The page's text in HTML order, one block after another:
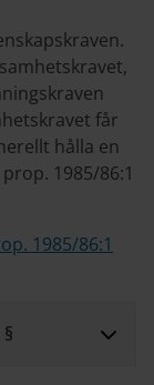
får
hålla en
1985/86:1
1985/86:1